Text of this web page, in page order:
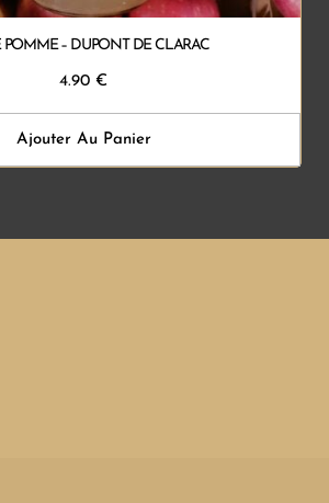
POMME – DUPONT DE CLARAC
4.90 €
Ajouter Au Panier